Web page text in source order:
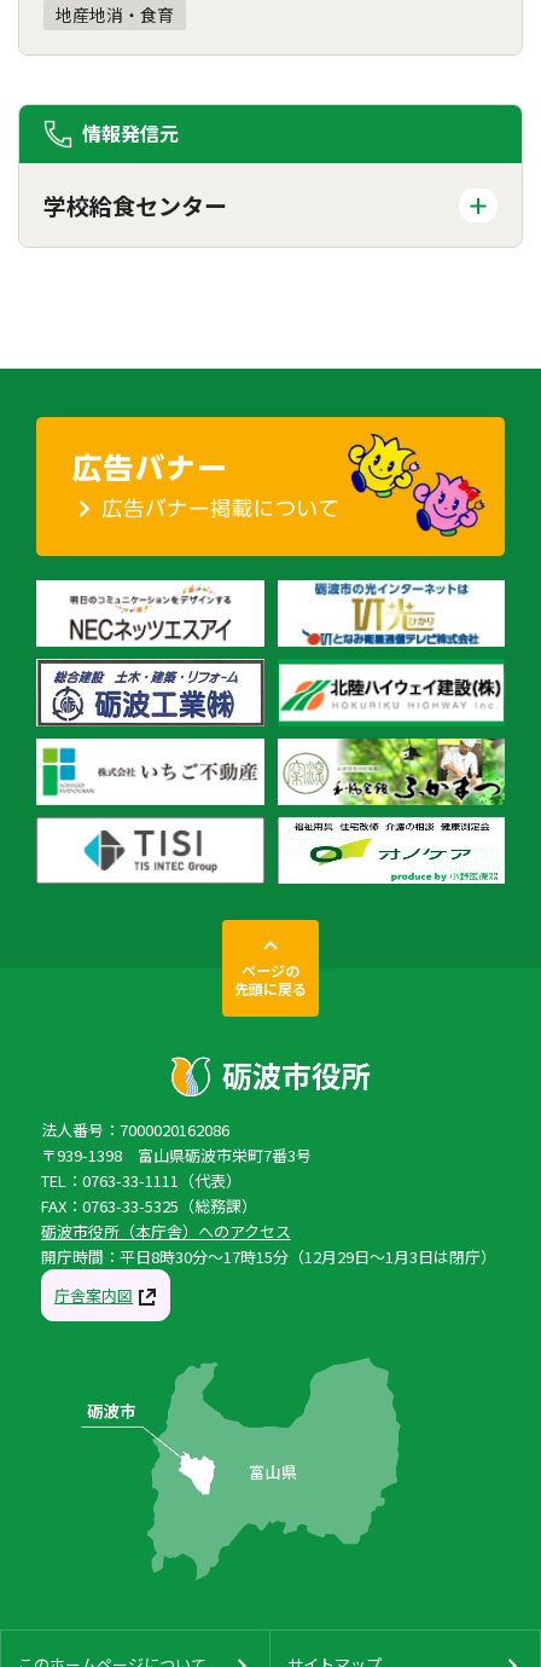
地産地消・食育
情報発信元
学校給食センター
ページの
先頭に戻る
法人番号：7000020162086
〒939-1398 富山県砺波市栄町7番3号
TEL：0763-33-1111（代表）
FAX：0763-33-5325（総務課）
砺波市役所（本庁舎）へのアクセス
開庁時間：平日8時30分〜17時15分（12月29日〜1月3日は閉庁）
庁舎案内図